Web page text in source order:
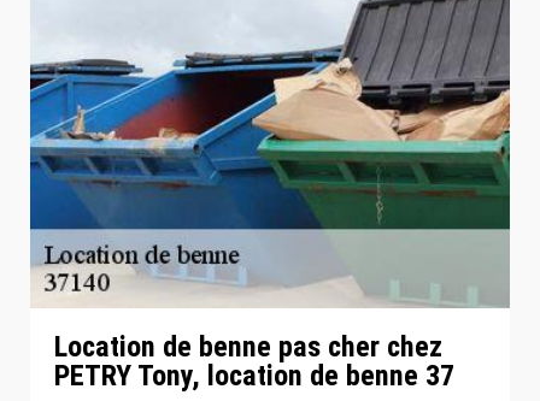
Location de benne pas cher chez
PETRY Tony, location de benne 37